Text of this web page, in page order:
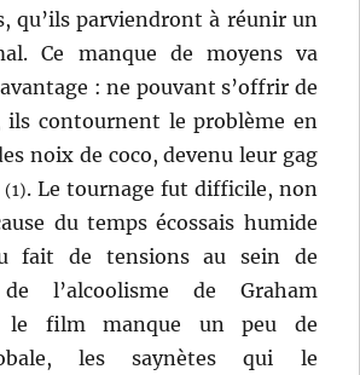
qu’ils parviendront à réunir un
Ce manque de moyens va
: ne pouvant s’offrir de
ils contournent le problème en
noix de coco, devenu leur gag
(1). Le tournage fut difficile, non
du temps écossais humide
fait de tensions au sein de
l’alcoolisme de Graham
le film manque un peu de
les saynètes qui le